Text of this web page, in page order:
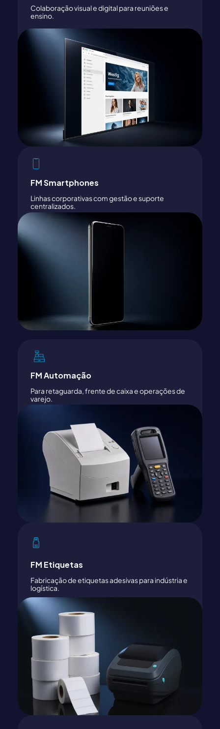
Colaboração visual e digital para reuniões e
ensino.
FM Smartphones
Linhas corporativas com gestão e suporte
centralizados.
FM Automação
Para retaguarda, frente de caixa e operações de
varejo.
FM Etiquetas
Fabricação de etiquetas adesivas para indústria e
logística.